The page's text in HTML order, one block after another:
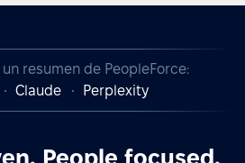
un resumen de PeopleForce:
Claude Perplexity
People focused.